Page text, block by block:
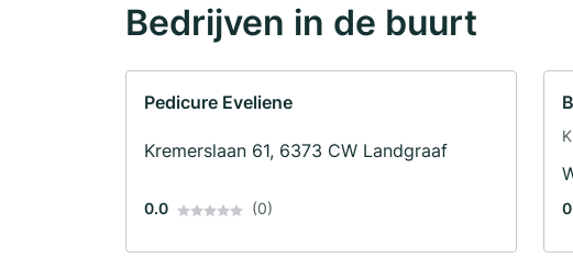
Bedrijven in de buurt
Pedicure Eveliene
Kremerslaan 61, 6373 CW Landgraaf
0.0 (0)